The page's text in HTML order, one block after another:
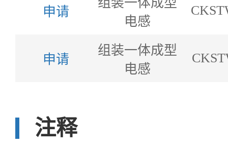
申请
电感
申请
组装一体成型
电感
注释